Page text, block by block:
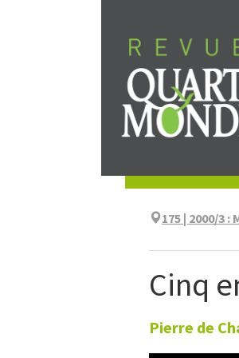
au
contenu
175 | 2000/3 :
Cinq
Pierre de